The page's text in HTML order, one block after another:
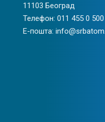
11103 Београд
Телефон: 011 455 0 500
Е-пошта: